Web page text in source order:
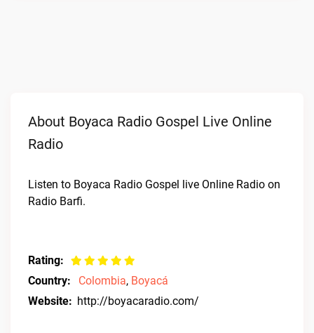
About Boyaca Radio Gospel Live Online
Radio
Listen to Boyaca Radio Gospel live Online Radio on
Radio Barfi.
Rating:
Country:
Colombia, Boyacá
Website: http://boyacaradio.com/